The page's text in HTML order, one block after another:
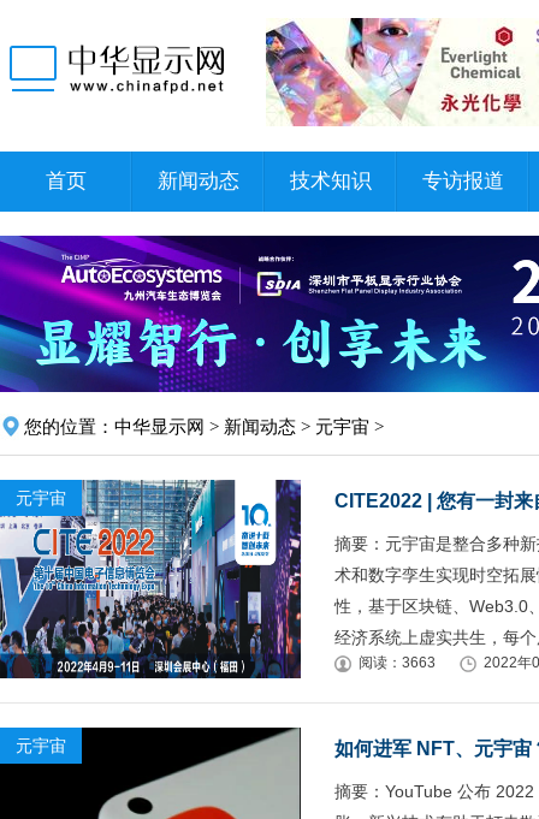
首页 新闻动态 技术知识 专访报道
您的位置： 中华显示网 > 新闻动态 > 元宇宙 >
元宇宙 CITE2022 | 您有一封
摘要：元宇宙是整合多种
术和数字孪生实现时空拓
性，基于区块链、Web3.0
经济系统上虚实共生，每
阅读：3663 2022年
元宇宙 如何进军 NFT、元宇
摘要：YouTube 公布